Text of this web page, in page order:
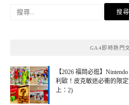
GA4即時熱門
【2026 福岡必逛】
利歐！皮克敏迷必衝的限
上：2)